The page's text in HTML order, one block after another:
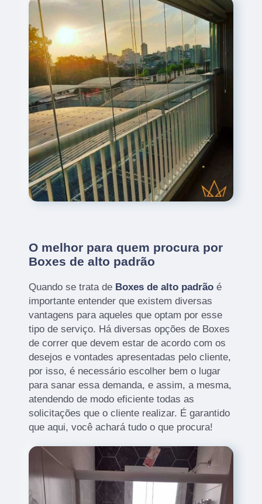
O melhor para quem procura por
Boxes de alto padrão
Quando se trata de Boxes de alto padrão é
importante entender que existem diversas
vantagens para aqueles que optam por esse
tipo de serviço. Há diversas opções de Boxes
de correr que devem estar de acordo com os
desejos e vontades apresentadas pelo cliente,
por isso, é necessário escolher bem o lugar
para sanar essa demanda, e assim, a mesma,
atendendo de modo eficiente todas as
solicitações que o cliente realizar. É garantido
que aqui, você achará tudo o que procura!